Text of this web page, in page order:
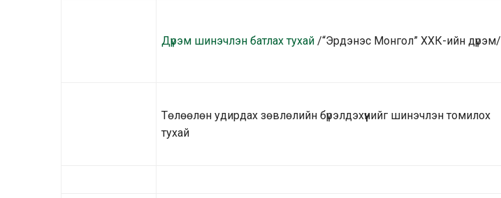
Дүрэм шинэчлэн батлах тухай /“Эрдэнэс Монгол” ХХК-ийн дүрэм/
Төлөөлөн удирдах зөвлөлийн бүрэлдэхүүнийг шинэчлэн томилох
тухай